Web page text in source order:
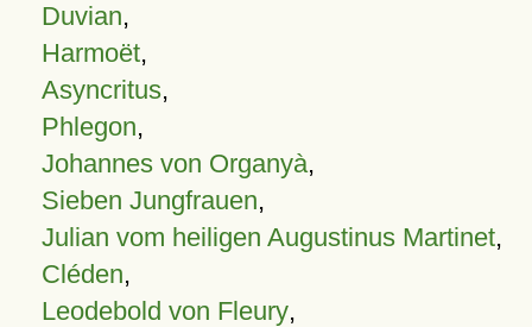
Duvian,
Harmoët,
Asyncritus,
Phlegon,
Johannes von Organyà,
Sieben Jungfrauen,
Julian vom heiligen Augustinus Martinet,
Cléden,
Leodebold von Fleury,